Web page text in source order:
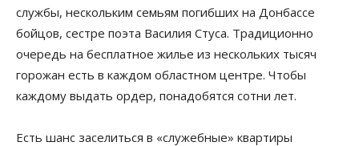
службы, нескольким семьям погибших на Донбассе
бойцов, сестре поэта Василия Стуса. Традиционно
очередь на бесплатное жилье из нескольких тысяч
горожан есть в каждом областном центре. Чтобы
каждому выдать ордер, понадобятся сотни лет.
Есть шанс заселиться в «служебные» квартиры